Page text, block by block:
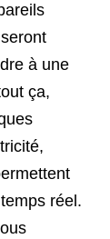
à une
ça,
réel.